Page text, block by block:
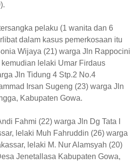
pelaku (1 wanita dan 6
dalam kasus pemerkosaan itu
Wijaya (21) warga Jln Rappocini
kemudian lelaki Umar Firdaus
Jln Tidung 4 Stp.2 No.4
Irsan Sugeng (23) warga Jln
Kabupaten Gowa.
Fahmi (22) warga Jln Dg Tata I
lelaki Muh Fahruddin (26) warga
lelaki M. Nur Alamsyah (20)
Jenetallasa Kabupaten Gowa,